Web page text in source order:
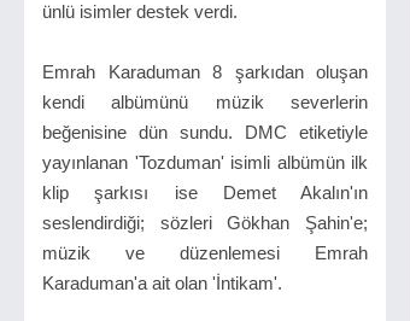
ünlü isimler destek verdi.
Emrah Karaduman 8 şarkıdan oluşan
kendi albümünü müzik severlerin
beğenisine dün sundu. DMC etiketiyle
yayınlanan 'Tozduman' isimli albümün ilk
klip şarkısı ise Demet Akalın'ın
seslendirdiği; sözleri Gökhan Şahin'e;
müzik ve düzenlemesi Emrah
Karaduman'a ait olan 'İntikam'.